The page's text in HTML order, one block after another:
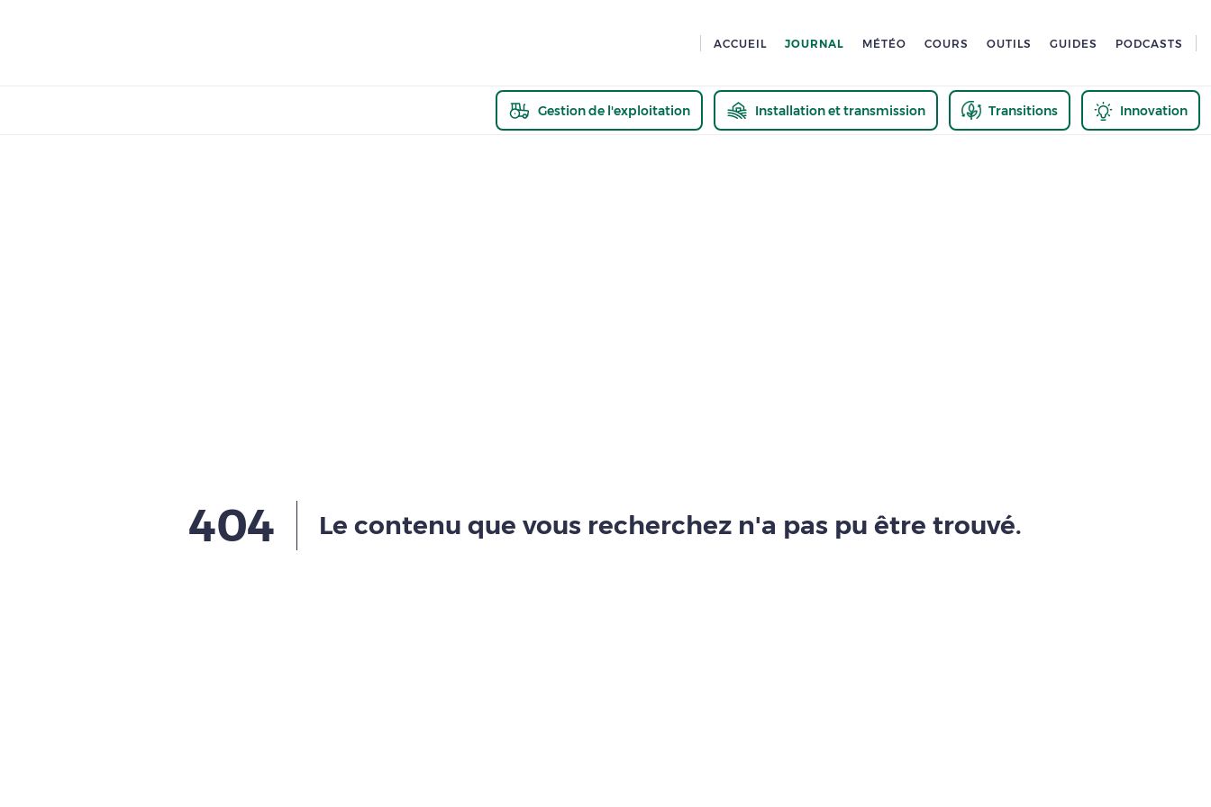
ACCUEIL JOURNAL MÉTÉO COURS OUTILS GUIDES PODCASTS
Gestion de l'exploitation Installation et transmission Transitions Innovation
404 Le contenu que vous recherchez n'a pas pu être trouvé.